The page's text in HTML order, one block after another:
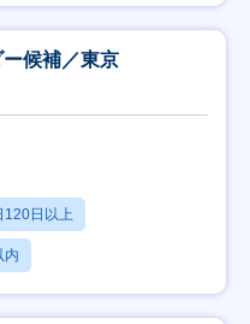
候補／東京
120日以上
内